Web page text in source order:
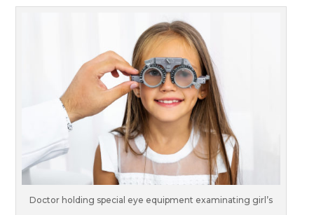
Doctor holding special eye equipment examinating girl’s